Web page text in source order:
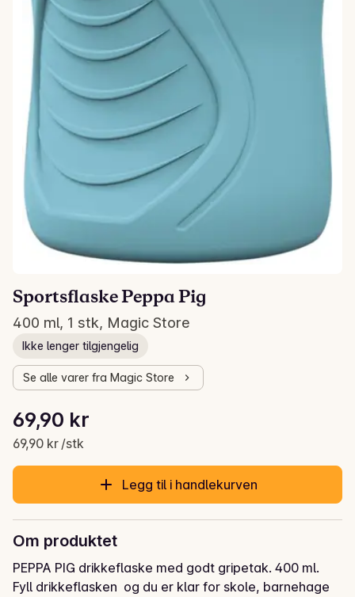
Sportsflaske Peppa Pig
400 ml, 1 stk, Magic Store
Ikke lenger tilgjengelig
Se alle varer fra Magic Store
Gjeldende pris er: 69,90 kr
69,90 kr
69,90 kr /stk
Stykkpris: 69,90 kr /stk
Legg til i handlekurven
Om produktet
PEPPA PIG drikkeflaske med godt gripetak. 400 ml.
Fyll drikkeflasken  og du er klar for skole, barnehage